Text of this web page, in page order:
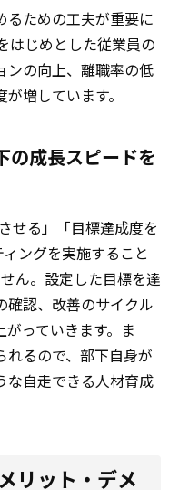
るための工夫が重要に
はじめとした従業員の
ンの向上、離職率の低
増しています。
の成長スピードを
せる」「目標達成度を
ングを実施すること
ん。設定した目標を達
確認、改善のサイクル
っていきます。ま
れるので、部下自身が
な自走できる人材育成
リット・デメ